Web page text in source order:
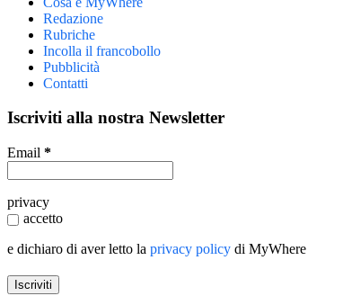
Redazione
Rubriche
Incolla il francobollo
Pubblicità
Contatti
Iscriviti alla nostra Newsletter
Email *
privacy
accetto
e dichiaro di aver letto la privacy policy di MyWhere